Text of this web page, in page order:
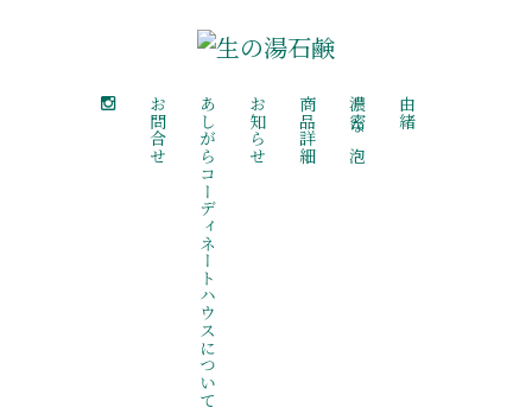
由緒
濃密な泡
商品詳細
お知らせ
あしがらコーディネートハウスについて
お問合せ